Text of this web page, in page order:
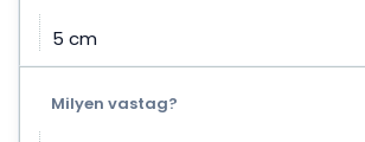
5 cm
Milyen vastag?